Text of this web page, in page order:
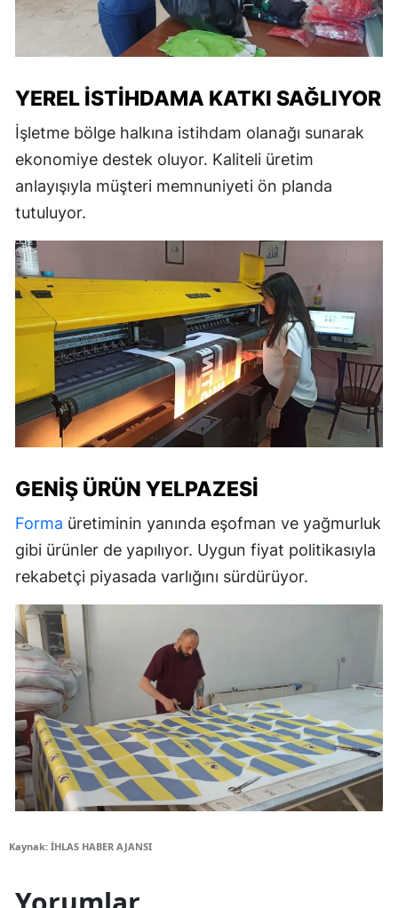
YEREL İSTIHDAMA KATKI SAĞLIYOR
İşletme bölge halkına istihdam olanağı sunarak
ekonomiye destek oluyor. Kaliteli üretim
anlayışıyla müşteri memnuniyeti ön planda
tutuluyor.
GENIŞ ÜRÜN YELPAZESI
Forma üretiminin yanında eşofman ve yağmurluk
gibi ürünler de yapılıyor. Uygun fiyat politikasıyla
rekabetçi piyasada varlığını sürdürüyor.
Kaynak: İHLAS HABER AJANSI